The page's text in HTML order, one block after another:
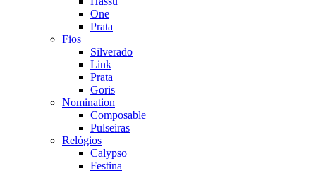
One
Prata
Fios
Silverado
Link
Prata
Goris
Nomination
Composable
Pulseiras
Relógios
Calypso
Festina